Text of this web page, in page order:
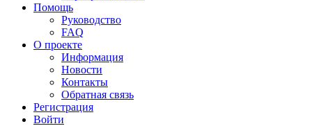
Помощь
Руководство
FAQ
О проекте
Информация
Новости
Контакты
Обратная связь
Регистрация
Войти